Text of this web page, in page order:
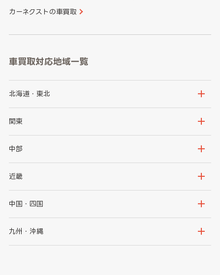
カーネクストの車買取
車買取対応地域一覧
北海道・東北
北海道
岩手県
秋田県
関東
茨城県
群馬県
千葉県
中部
新潟県
石川県
山梨県
近畿
大阪府
京都府
中国・四国
鳥取県
九州・沖縄